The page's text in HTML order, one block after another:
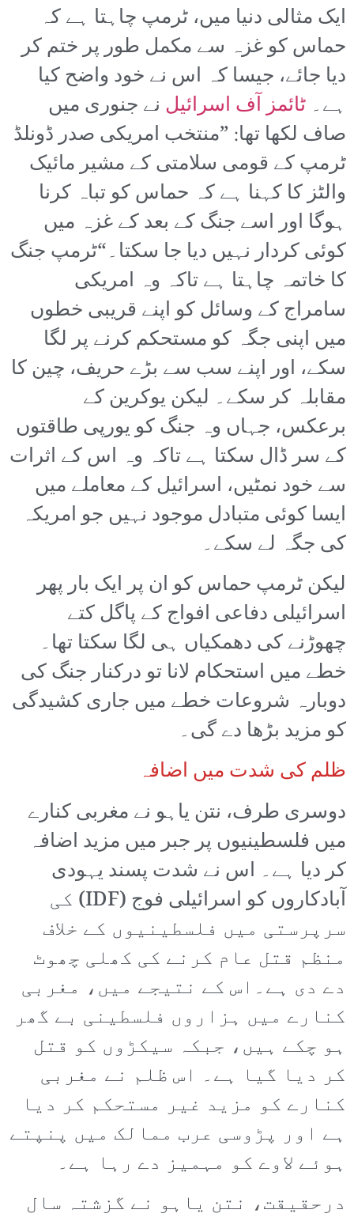
ایک مثالی دنیا میں، ٹرمپ چاہتا ہے کہ
حماس کو غزہ سے مکمل طور پر ختم کر
دیا جائے، جیسا کہ اس نے خود واضح کیا
ہے۔ ٹائمز آف اسرائیل نے جنوری میں
صاف لکھا تھا: ”منتخب امریکی صدر ڈونلڈ
ٹرمپ کے قومی سلامتی کے مشیر مائیک
والٹز کا کہنا ہے کہ حماس کو تباہ کرنا
ہوگا اور اسے جنگ کے بعد کے غزہ میں
کوئی کردار نہیں دیا جا سکتا۔“ٹرمپ جنگ
کا خاتمہ چاہتا ہے تاکہ وہ امریکی
سامراج کے وسائل کو اپنے قریبی خطوں
میں اپنی جگہ کو مستحکم کرنے پر لگا
سکے، اور اپنے سب سے بڑے حریف، چین کا
مقابلہ کر سکے۔ لیکن یوکرین کے
برعکس، جہاں وہ جنگ کو یورپی طاقتوں
کے سر ڈال سکتا ہے تاکہ وہ اس کے اثرات
سے خود نمٹیں، اسرائیل کے معاملے میں
ایسا کوئی متبادل موجود نہیں جو امریکہ
کی جگہ لے سکے۔
لیکن ٹرمپ حماس کو ان پر ایک بار پھر
اسرائیلی دفاعی افواج کے پاگل کتے
چھوڑنے کی دھمکیاں ہی لگا سکتا تھا۔
خطے میں استحکام لانا تو درکنار جنگ کی
دوبارہ شروعات خطے میں جاری کشیدگی
کو مزید بڑھا دے گی۔
ظلم کی شدت میں اضافہ
دوسری طرف، نتن یاہو نے مغربی کنارے
میں فلسطینیوں پر جبر میں مزید اضافہ
کر دیا ہے۔ اس نے شدت پسند یہودی
آبادکاروں کو اسرائیلی فوج (IDF) کی
سرپرستی میں فلسطینیوں کے خلاف
منظم قتل عام کرنے کی کھلی چھوٹ
دے دی ہے۔اس کے نتیجے میں، مغربی
کنارے میں ہزاروں فلسطینی بے گھر
ہو چکے ہیں، جبکہ سیکڑوں کو قتل
کر دیا گیا ہے۔ اس ظلم نے مغربی
کنارے کو مزید غیر مستحکم کر دیا
ہے اور پڑوسی عرب ممالک میں پنپتے
ہوئے لاوے کو مہمیز دے رہا ہے۔
درحقیقت، نتن یاہو نے گزشتہ سال